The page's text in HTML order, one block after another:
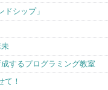
シップ」
するプログラミング教室
て！